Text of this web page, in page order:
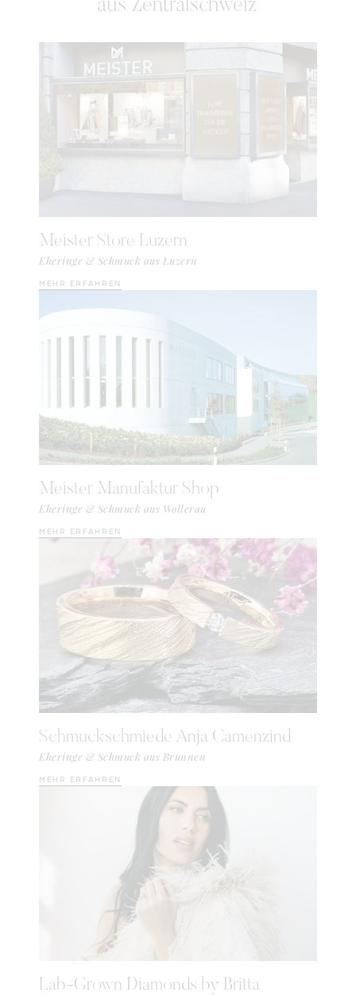
aus Zentralschweiz
Meister Store Luzern
Eheringe & Schmuck aus Luzern
MEHR ERFAHREN
Meister Manufaktur Shop
Eheringe & Schmuck aus Wollerau
MEHR ERFAHREN
Schmuckschmiede Anja Camenzind
Eheringe & Schmuck aus Brunnen
MEHR ERFAHREN
Lab-Grown Diamonds by Britta